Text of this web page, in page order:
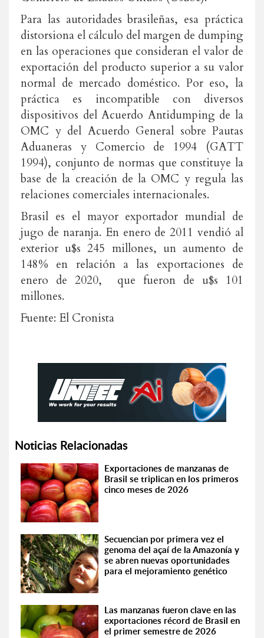
Para las autoridades brasileñas, esa práctica
distorsiona el cálculo del margen de dumping
en las operaciones que consideran el valor de
exportación del producto superior a su valor
normal de mercado doméstico. Por eso, la
práctica es incompatible con diversos
dispositivos del Acuerdo Antidumping de la
OMC y del Acuerdo General sobre Pautas
Aduaneras y Comercio de 1994 (GATT
1994), conjunto de normas que constituye la
base de la creación de la OMC y regula las
relaciones comerciales internacionales.
Brasil es el mayor exportador mundial de
jugo de naranja. En enero de 2011 vendió al
exterior u$s 245 millones, un aumento de
148% en relación a las exportaciones de
enero de 2020, que fueron de u$s 101
millones.
Fuente: El Cronista
Noticias Relacionadas
Exportaciones de manzanas de
Brasil se triplican en los primeros
cinco meses de 2026
Secuencian por primera vez el
genoma del açaí de la Amazonía y
se abren nuevas oportunidades
para el mejoramiento genético
Las manzanas fueron clave en las
exportaciones récord de Brasil en
el primer semestre de 2026